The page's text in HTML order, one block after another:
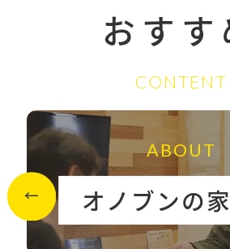
おすす
CONTENT
ABOUT
オノブンの